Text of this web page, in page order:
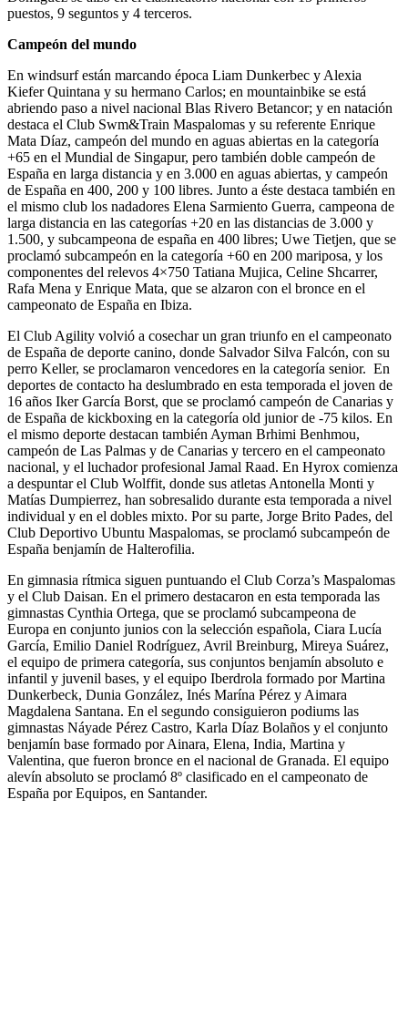
puestos, 9 seguntos y 4 terceros.
Campeón del mundo
En windsurf están marcando época Liam Dunkerbec y Alexia
Kiefer Quintana y su hermano Carlos; en mountainbike se está
abriendo paso a nivel nacional Blas Rivero Betancor; y en natación
destaca el Club Swm&Train Maspalomas y su referente Enrique
Mata Díaz, campeón del mundo en aguas abiertas en la categoría
+65 en el Mundial de Singapur, pero también doble campeón de
España en larga distancia y en 3.000 en aguas abiertas, y campeón
de España en 400, 200 y 100 libres. Junto a éste destaca también en
el mismo club los nadadores Elena Sarmiento Guerra, campeona de
larga distancia en las categorías +20 en las distancias de 3.000 y
1.500, y subcampeona de españa en 400 libres; Uwe Tietjen, que se
proclamó subcampeón en la categoría +60 en 200 mariposa, y los
componentes del relevos 4×750 Tatiana Mujica, Celine Shcarrer,
Rafa Mena y Enrique Mata, que se alzaron con el bronce en el
campeonato de España en Ibiza.
El Club Agility volvió a cosechar un gran triunfo en el campeonato
de España de deporte canino, donde Salvador Silva Falcón, con su
perro Keller, se proclamaron vencedores en la categoría senior. En
deportes de contacto ha deslumbrado en esta temporada el joven de
16 años Iker García Borst, que se proclamó campeón de Canarias y
de España de kickboxing en la categoría old junior de -75 kilos. En
el mismo deporte destacan también Ayman Brhimi Benhmou,
campeón de Las Palmas y de Canarias y tercero en el campeonato
nacional, y el luchador profesional Jamal Raad. En Hyrox comienza
a despuntar el Club Wolffit, donde sus atletas Antonella Monti y
Matías Dumpierrez, han sobresalido durante esta temporada a nivel
individual y en el dobles mixto. Por su parte, Jorge Brito Pades, del
Club Deportivo Ubuntu Maspalomas, se proclamó subcampeón de
España benjamín de Halterofilia.
En gimnasia rítmica siguen puntuando el Club Corza’s Maspalomas
y el Club Daisan. En el primero destacaron en esta temporada las
gimnastas Cynthia Ortega, que se proclamó subcampeona de
Europa en conjunto junios con la selección española, Ciara Lucía
García, Emilio Daniel Rodríguez, Avril Breinburg, Mireya Suárez,
el equipo de primera categoría, sus conjuntos benjamín absoluto e
infantil y juvenil bases, y el equipo Iberdrola formado por Martina
Dunkerbeck, Dunia González, Inés Marína Pérez y Aimara
Magdalena Santana. En el segundo consiguieron podiums las
gimnastas Náyade Pérez Castro, Karla Díaz Bolaños y el conjunto
benjamín base formado por Ainara, Elena, India, Martina y
Valentina, que fueron bronce en el nacional de Granada. El equipo
alevín absoluto se proclamó 8º clasificado en el campeonato de
España por Equipos, en Santander.